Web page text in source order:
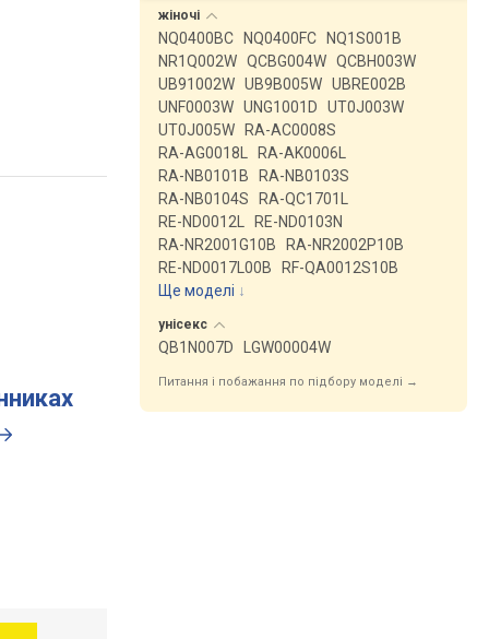
жіночі
NQ0400BC NQ0400FC
NQ1S001B
NR1Q002W QCBG004W QCBH003W
UB91002W UB9B005W UBRE002B
UNF0003W UNG1001D
UT0J003W
UT0J005W
RA-AC0008S
RA-AG0018L
RA-AK0006L
RA-NB0101B
RA-NB0103S
RA-NB0104S
RA-QC1701L
RE-ND0012L
RE-ND0103N
RA-NR2001G10B
RA-NR2002P10B
RE-ND0017L00B
RF-QA0012S10B
Ще моделі ↓
унісекс
QB1N007D LGW00004W
Питання і побажання по підбору моделі →